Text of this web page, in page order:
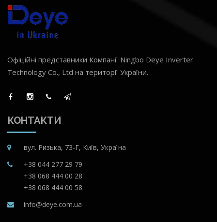
Офіційні представники Компанії Ningbo Deye Inverter
Technology Co., Ltd на території України.
КОНТАКТИ
вул. Ризька, 73-Г, Київ, Україна
+38 044 277 29 79
+38 068 444 00 28
+38 068 444 00 58
info@deye.com.ua